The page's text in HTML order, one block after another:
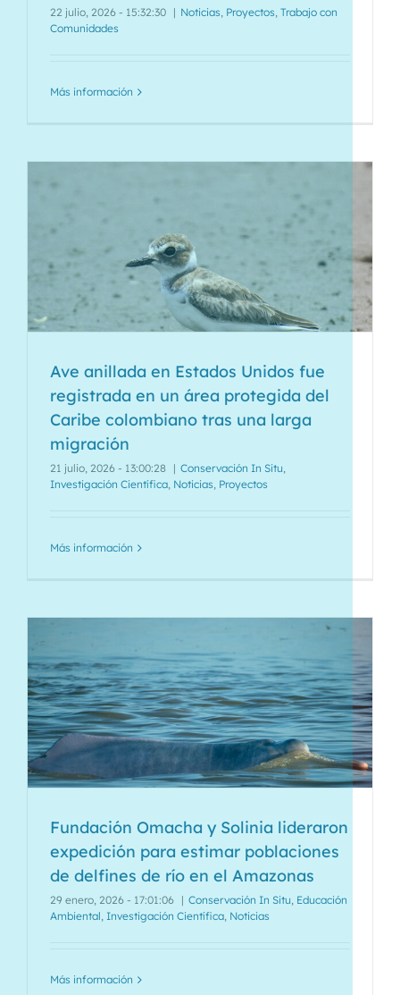
22 julio, 2026 - 15:32:30 | Noticias, Proyectos, Trabajo con
Comunidades
Más información
Ave anillada en Estados Unidos fue
registrada en un área protegida del
Caribe colombiano tras una larga
migración
21 julio, 2026 - 13:00:28 | Conservación In Situ,
Investigación Científica, Noticias, Proyectos
Más información
Fundación Omacha y Solinia lideraron
expedición para estimar poblaciones
de delfines de río en el Amazonas
29 enero, 2026 - 17:01:06 | Conservación In Situ, Educación
Ambiental, Investigación Científica, Noticias
Más información